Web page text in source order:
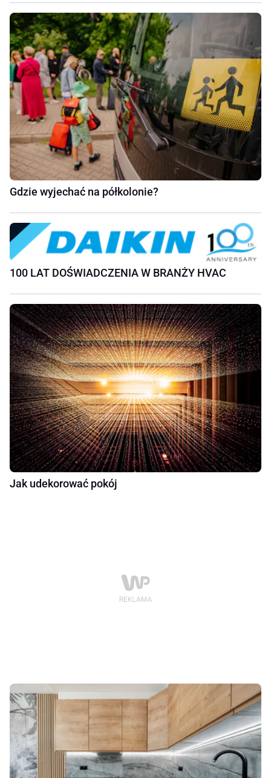
Gdzie wyjechać na półkolonie?
100 LAT DOŚWIADCZENIA W BRANŻY HVAC
Jak udekorować pokój